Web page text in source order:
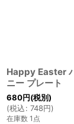
Happy Easter
ニー プレート
680円(税別)
(税込: 748円)
在庫数 1点